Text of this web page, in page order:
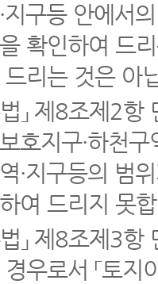
지구등 안에서
확인하여 드
리는 것은 아
」 제8조제2
호지구·하천
·지구등의 범
여 드리지 못
」 제8조제3
우로서 「토